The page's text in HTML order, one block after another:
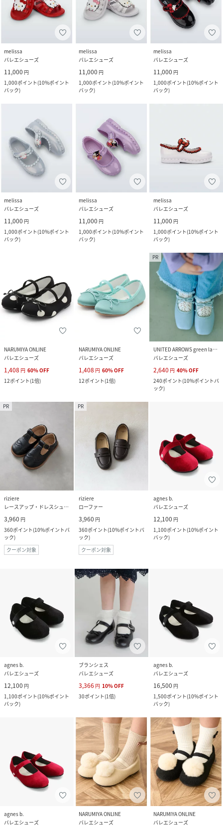
melissa
バレエシューズ
11,000 円
1,000ポイント(10%ポイント
バック)
melissa
バレエシューズ
11,000 円
1,000ポイント(10%ポイント
バック)
melissa
バレエシューズ
11,000 円
1,000ポイント(10%ポイント
バック)
melissa
バレエシューズ
11,000 円
1,000ポイント(10%ポイント
バック)
melissa
バレエシューズ
11,000 円
1,000ポイント(10%ポイント
バック)
melissa
バレエシューズ
11,000 円
1,000ポイント(10%ポイント
バック)
NARUMIYA ONLINE
バレエシューズ
1,408 円 60%OFF
12ポイント(1倍)
NARUMIYA ONLINE
バレエシューズ
1,408 円 60%OFF
12ポイント(1倍)
PR
UNITED ARROWS green label relaxing
バレエシューズ
2,640 円 40%OFF
240ポイント(10%ポイントバ
ック)
PR
riziere
レースアップ・ドレスシューズ
3,960 円
360ポイント(10%ポイントバ
ック)
クーポン対象
PR
riziere
ローファー
3,960 円
360ポイント(10%ポイントバ
ック)
クーポン対象
agnes b.
バレエシューズ
12,100 円
1,100ポイント(10%ポイント
バック)
agnes b.
バレエシューズ
12,100 円
1,100ポイント(10%ポイント
バック)
ブランシェス
バレエシューズ
3,366 円 10%OFF
30ポイント(1倍)
agnes b.
バレエシューズ
16,500 円
1,500ポイント(10%ポイント
バック)
agnes b.
バレエシューズ
NARUMIYA ONLINE
バレエシューズ
NARUMIYA ONLINE
バレエシューズ